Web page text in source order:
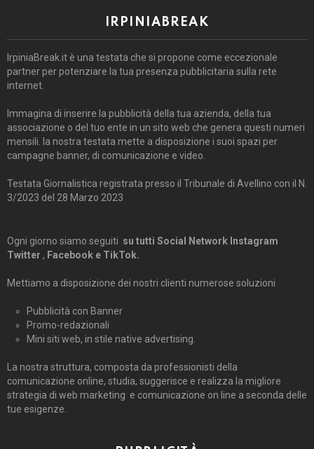
IRPINIABREAK
IrpiniaBreak.it è una testata che si propone come eccezionale
partner per potenziare la tua presenza pubblicitaria sulla rete
internet.
Immagina di inserire la pubblicità della tua azienda, della tua
associazione o del tuo ente in un sito web che genera questi numeri
mensili. la nostra testata mette a disposizione i suoi spazi per
campagne banner, di comunicazione e video.
Testata Giornalistica registrata presso il Tribunale di Avellino con il N.
3/2023 del 28 Marzo 2023
Ogni giorno siamo seguiti su tutti Social Network Instagram
Twitter , Facebook e TikTok.
Mettiamo a disposizione dei nostri clienti numerose soluzioni
Pubblicità con Banner
Promo-redazionali
Mini siti web, in stile native advertising.
La nostra struttura, composta da professionisti della
comunicazione online, studia, suggerisce e realizza la migliore
strategia di web marketing e comunicazione on line a seconda delle
tue esigenze.